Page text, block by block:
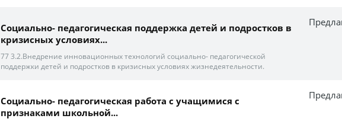
Социально- педагогическая поддержка детей и подростков в
кризисных условиях...
77 3.2.Внедрение инновационных технологий социально- педагогической
поддержки детей и подростков в кризисных условиях жизнедеятельности.
Социально- педагогическая работа с учащимися с
признаками школьной...